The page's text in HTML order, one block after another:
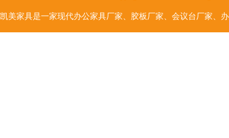
凯美家具是一家现代办公家具厂家、胶板厂家、会议台厂家、